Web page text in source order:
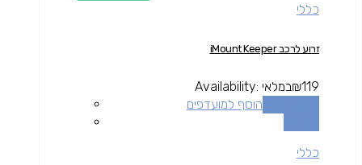
כללי
זרוע לרכב iMount Keeper
₪119
Availability: במלאי
הוסף למועדפים
כללי